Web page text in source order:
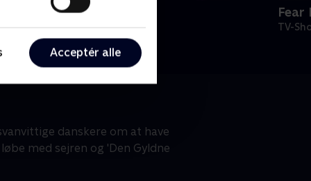
Acceptér alle
Ingen panik
Shows • 1 sæsoner
Fear
TV-
danskere om at have
med sejren og 'Den Gyldne